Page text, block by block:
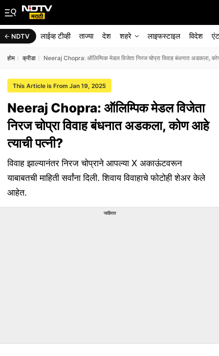
NDTV लाईव्ह टीव्ही ताज्या देश शहरे लाइफस्टाइल विदेश
होम क्रीडा Neeraj Chopra: ऑलिम्पिक मेडल विजेता निरज चोप्रा विवाह बंधनात अडकला,
This Article is From Jan 19, 2025
Neeraj Chopra: ऑलिम्पिक मेडल विजेता
निरज चोप्रा विवाह बंधनात अडकला, कोण आहे
त्याची पत्नी?
विवाह झाल्यानंतर निरज चोप्राने आपल्या X अकाऊंटवरून
याबाबतची माहिती सर्वांना दिली. शिवाय विवाहाचे फोटोही शेअर केले
आहेत.
जाहिरात